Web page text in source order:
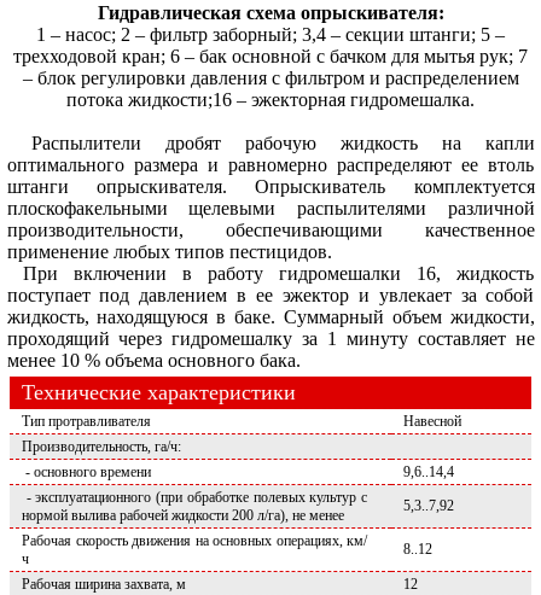
Гидравлическая схема опрыскивателя:
1 – насос; 2 – фильтр заборный; 3,4 – секции штанги; 5 –
трехходовой кран; 6 – бак основной с бачком для мытья рук; 7
– блок регулировки давления с фильтром и распределением
потока жидкости;16 – эжекторная гидромешалка.
Распылители дробят рабочую жидкость на капли
оптимального размера и равномерно распределяют ее втоль
штанги опрыскивателя. Опрыскиватель комплектуется
плоскофакельными щелевыми распылителями различной
производительности, обеспечивающими качественное
применение любых типов пестицидов.
При включении в работу гидромешалки 16, жидкость
поступает под давлением в ее эжектор и увлекает за собой
жидкость, находящуюся в баке. Суммарный объем жидкости,
проходящий через гидромешалку за 1 минуту составляет не
менее 10 % объема основного бака.
Технические характеристики
Тип протравливателя
Навесной
Производительность, га/ч:
- основного времени
9,6..14,4
- эксплуатационного (при обработке полевых культур с
нормой вылива рабочей жидкости 200 л/га), не менее
5,3..7,92
Рабочая скорость движения на основных операциях, км/
ч
8..12
Рабочая ширина захвата, м
12